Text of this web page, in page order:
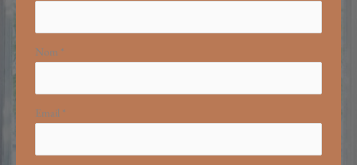
Nom *
Email *